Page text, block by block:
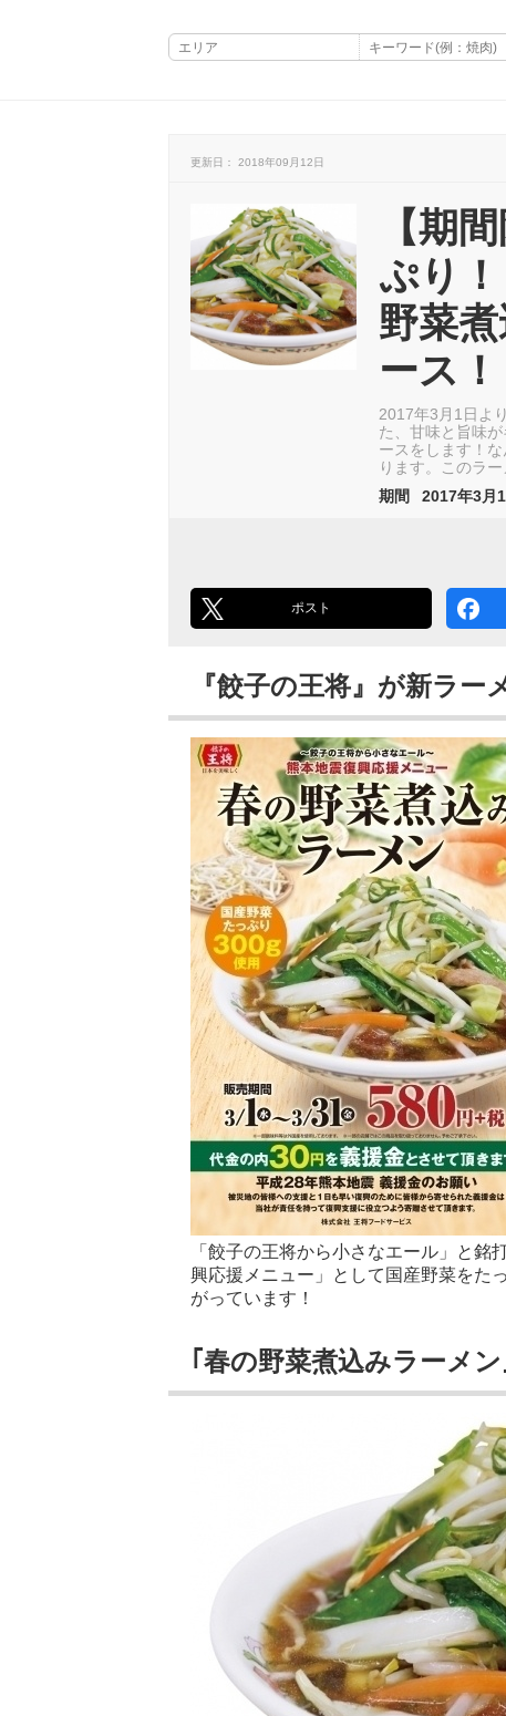
更新日： 2018年09月12日
【期
ぷり
野菜
ース！
2017年3月1日よ
た、甘味と旨味
ースをします！
ります。このラ
期間
2017年3月
ポスト
『餃子の王将』が新ラー
「餃子の王将から小さなエール」と
興応援メニュー」として国産野菜をた
がっています！
｢春の野菜煮込みラーメ